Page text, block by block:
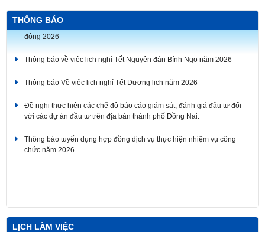
THÔNG BÁO
Thông báo về việc lịch nghỉ Tết Nguyên đán Bính Ngọ năm 2026
Thông báo Về việc lịch nghỉ Tết Dương lịch năm 2026
Đề nghị thực hiện các chế độ báo cáo giám sát, đánh giá đầu tư đối
với các dự án đầu tư trên địa bàn thành phố Đồng Nai.
Thông báo tuyển dụng hợp đồng dịch vụ thực hiện nhiệm vụ công
chức năm 2026
Thông báo về thời gian nghỉ lễ Giỗ Tổ Hùng Vương, Ngày Chiến
LỊCH LÀM VIỆC